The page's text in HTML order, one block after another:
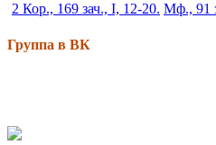
2 Кор., 169 зач., I, 12-20. Мф., 91
Группа в ВК